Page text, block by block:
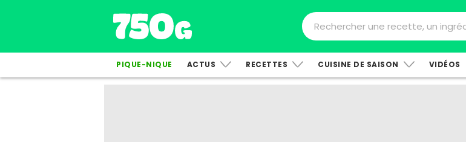
PIQUE-NIQUE ACTUS RECETTES CUISINE DE SAISON VIDÉOS